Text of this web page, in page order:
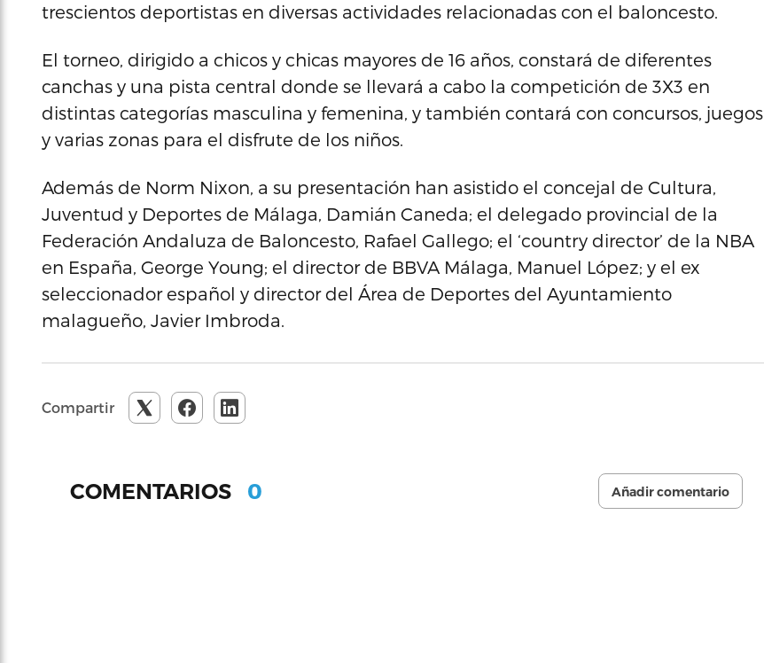
trescientos deportistas en diversas actividades relacionadas con el baloncesto.
El torneo, dirigido a chicos y chicas mayores de 16 años, constará de diferentes
canchas y una pista central donde se llevará a cabo la competición de 3X3 en
distintas categorías masculina y femenina, y también contará con concursos, juegos
y varias zonas para el disfrute de los niños.
Además de Norm Nixon, a su presentación han asistido el concejal de Cultura,
Juventud y Deportes de Málaga, Damián Caneda; el delegado provincial de la
Federación Andaluza de Baloncesto, Rafael Gallego; el ‘country director’ de la NBA
en España, George Young; el director de BBVA Málaga, Manuel López; y el ex
seleccionador español y director del Área de Deportes del Ayuntamiento
malagueño, Javier Imbroda.
Compartir
COMENTARIOS 0 Añadir comentario